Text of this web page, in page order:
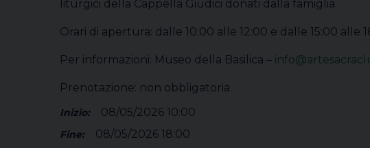
liturgici della Cappella Giudici donati dalla famiglia.
Orari di apertura: dalle 10:00 alle 12:00 e dalle 15:00 alle
Per informazioni: Museo della Basilica –
Prenotazione: non obbligatoria
Inizio: 08/05/2026 10:00
Fine: 08/05/2026 18:00